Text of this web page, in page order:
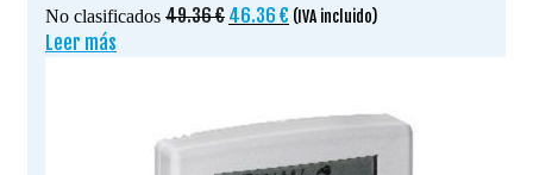
No clasificados 49.36€ El
49.36 €.
46.36 € El
46.36 €.
(IVA incluido)
Leer más